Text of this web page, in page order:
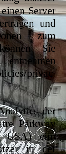
Server
und
zum
Sie
privac
der
Parkway
USA) ein.
in der